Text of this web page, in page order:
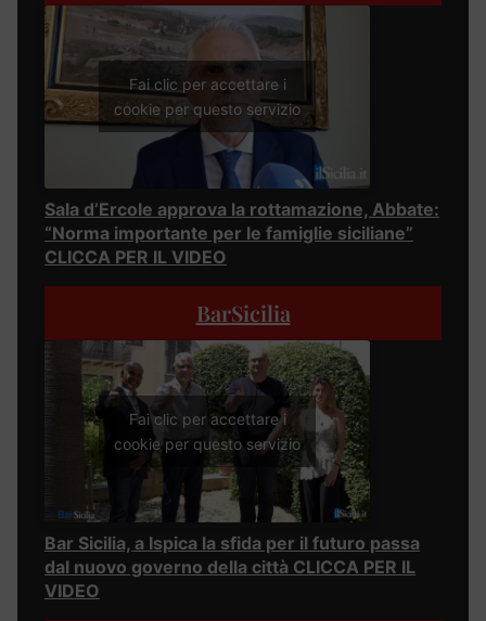
Fai clic per accettare i
cookie per questo servizio
Sala d’Ercole approva la rottamazione, Abbate:
“Norma importante per le famiglie siciliane”
CLICCA PER IL VIDEO
BarSicilia
Fai clic per accettare i
cookie per questo servizio
Bar Sicilia, a Ispica la sfida per il futuro passa
dal nuovo governo della città CLICCA PER IL
VIDEO